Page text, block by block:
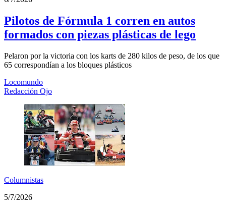
Pilotos de Fórmula 1 corren en autos
formados con piezas plásticas de lego
Pelaron por la victoria con los karts de 280 kilos de peso, de los que
65 correspondían a los bloques plásticos
Locomundo
Redacción Ojo
Columnistas
5/7/2026